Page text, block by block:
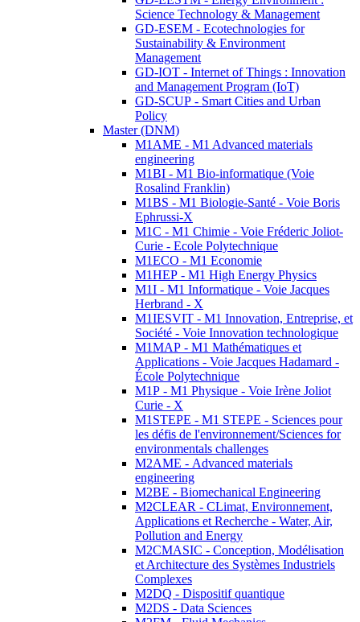
Science Technology & Management
GD-ESEM - Ecotechnologies for
Sustainability & Environment
Management
GD-IOT - Internet of Things : Innovation
and Management Program (IoT)
GD-SCUP - Smart Cities and Urban
Policy
Master (DNM)
M1AME - M1 Advanced materials
engineering
M1BI - M1 Bio-informatique (Voie
Rosalind Franklin)
M1BS - M1 Biologie-Santé - Voie Boris
Ephrussi-X
M1C - M1 Chimie - Voie Fréderic Joliot-
Curie - Ecole Polytechnique
M1ECO - M1 Economie
M1HEP - M1 High Energy Physics
M1I - M1 Informatique - Voie Jacques
Herbrand - X
M1IESVIT - M1 Innovation, Entreprise, et
Société - Voie Innovation technologique
M1MAP - M1 Mathématiques et
Applications - Voie Jacques Hadamard -
École Polytechnique
M1P - M1 Physique - Voie Irène Joliot
Curie - X
M1STEPE - M1 STEPE - Sciences pour
les défis de l'environnement/Sciences for
environmentals challenges
M2AME - Advanced materials
engineering
M2BE - Biomechanical Engineering
M2CLEAR - CLimat, Environnement,
Applications et Recherche - Water, Air,
Pollution and Energy
M2CMASIC - Conception, Modélisation
et Architecture des Systèmes Industriels
Complexes
M2DQ - Dispositif quantique
M2DS - Data Sciences